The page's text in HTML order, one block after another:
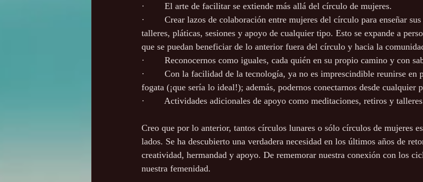
·        El arte de facilitar se extiende más allá del círculo de mujeres.
·        Crear lazos de colaboración entre mujeres del círculo para enseñar
talleres, pláticas, sesiones y apoyo de cualquier tipo. Esto se expande a
que se puedan beneficiar de lo anterior fuera del círculo y hacia la
·        Reconocernos como iguales, cada quién en su propio camino y con
·        Con la facilidad de la tecnología, ya no es imprescindible reunirse en
fogata (¡que sería lo ideal!); además, podernos conectarnos desde cualquier
·        Actividades adicionales de apoyo como meditaciones, retiros y
Creo que por lo anterior, tantos círculos lunares o sólo círculos de mujeres
lados. Se ha descubierto una verdadera necesidad en los últimos años de
creatividad, hermandad y apoyo. De rememorar nuestra conexión con los
nuestra femenidad.